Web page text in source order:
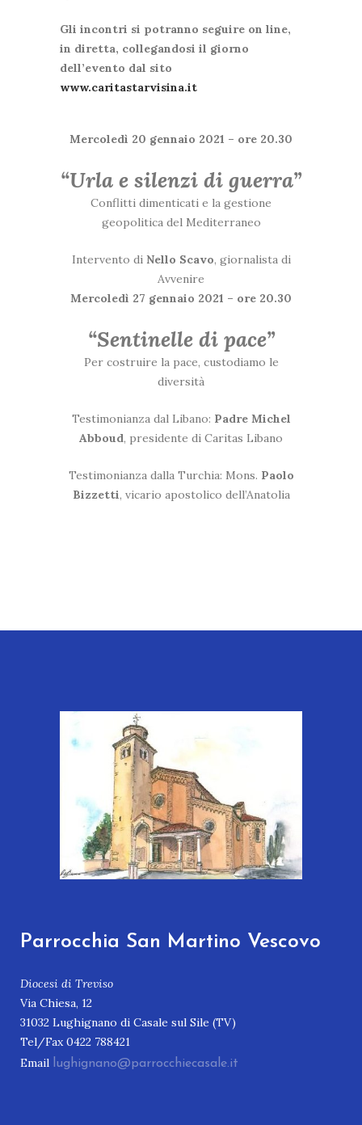
Gli incontri si potranno seguire on line,
in diretta, collegandosi il giorno
dell’evento dal sito
www.caritastarvisina.it
Mercoledì 20 gennaio 2021 – ore 20.30
“Urla e silenzi di guerra”
Conflitti dimenticati e la gestione
geopolitica del Mediterraneo
Intervento di Nello Scavo, giornalista di
Avvenire
Mercoledì 27 gennaio 2021 – ore 20.30
“Sentinelle di pace”
Per costruire la pace, custodiamo le
diversità
Testimonianza dal Libano: Padre Michel
Abboud, presidente di Caritas Libano
Testimonianza dalla Turchia: Mons. Paolo
Bizzetti, vicario apostolico dell’Anatolia
Parrocchia San Martino Vescovo
Diocesi di Treviso
Via Chiesa, 12
31032 Lughignano di Casale sul Sile (TV)
Tel/Fax 0422 788421
Email lughignano@parrocchiecasale.it